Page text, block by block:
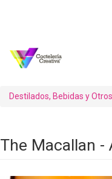
Destilados, Bebidas y Otros
The Macallan -